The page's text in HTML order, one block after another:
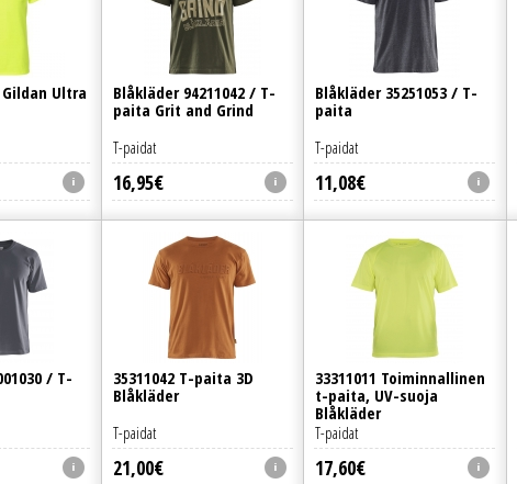
Ultra
Blåkläder 94211042 / T-
paita Grit and Grind
16,95€
T-paidat
Blåkläder 35251053 / T-
paita
11,08€
T-paidat
/ T-
35311042 T-paita 3D
Blåkläder
21,00€
T-paidat
33311011 Toiminnallinen
t-paita, UV-suoja
Blåkläder
17,60€
T-paidat